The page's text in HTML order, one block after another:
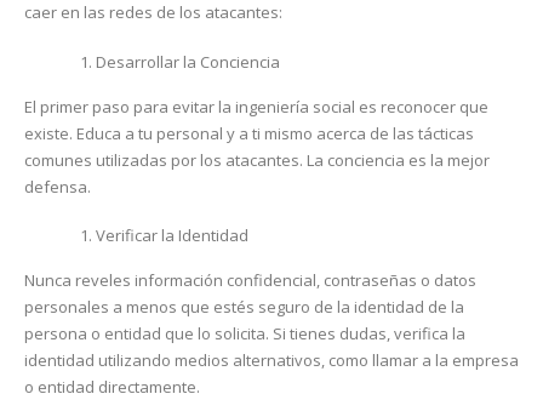
caer en las redes de los atacantes:
Desarrollar la Conciencia
El primer paso para evitar la ingeniería social es reconocer que
existe. Educa a tu personal y a ti mismo acerca de las tácticas
comunes utilizadas por los atacantes. La conciencia es la mejor
defensa.
Verificar la Identidad
Nunca reveles información confidencial, contraseñas o datos
personales a menos que estés seguro de la identidad de la
persona o entidad que lo solicita. Si tienes dudas, verifica la
identidad utilizando medios alternativos, como llamar a la empresa
o entidad directamente.